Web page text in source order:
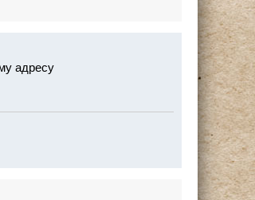
адресу